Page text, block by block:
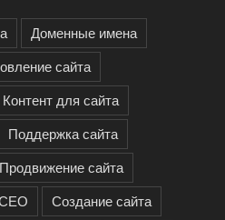
Доменные имена
сайта
Контент для сайта
Поддержка сайта
Продвижение сайта
Создание сайта